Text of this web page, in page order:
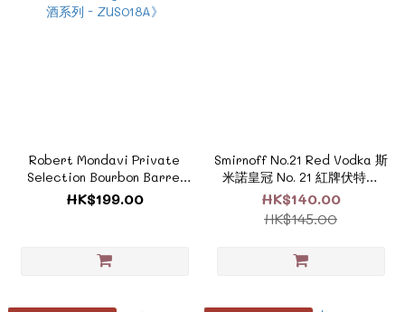
Robert Mondavi Private
Selection Bourbon Barrel
Cabernet Sauvignon
2023《醇酒系列 - ZUS018A》
HK$199.00
Smirnoff No.21 Red Vodka 斯
米諾皇冠 No. 21 紅牌伏特加
1000ml《醇酒系列- ZI291》
HK$140.00
HK$145.00